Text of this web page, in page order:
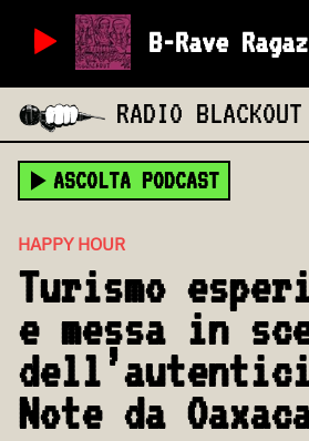
B-Rave
RADIO BLACKOUT
ASCOLTA PODCAST
HAPPY HOUR
Turismo
e messa in
Note da